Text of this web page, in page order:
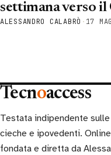
settimana verso
ALESSANDRO CALABRÒ · 17
Tecnoaccess
Testata indipendente
cieche e ipovedenti.
fondata e diretta da